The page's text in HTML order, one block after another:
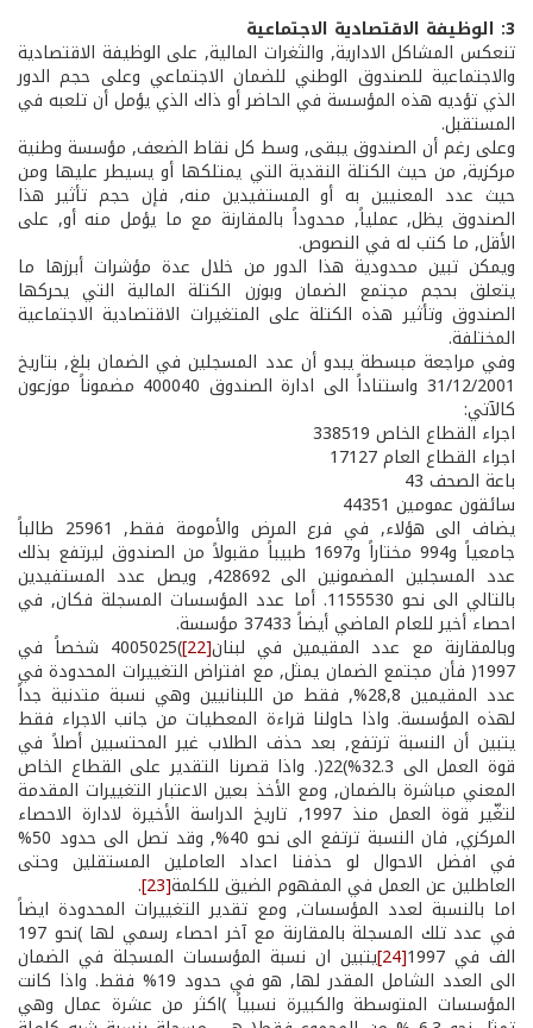
3: الوظيفة الاقتصادية الاجتماعية
تنعكس المشاكل الادارية, والثغرات المالية, على الوظيفة الاقتصادية
والاجتماعية للصندوق الوطني للضمان الاجتماعي وعلى حجم الدور
الذي تؤديه هذه المؤسسة في الحاضر أو ذاك الذي يؤمل أن تلعبه في
المستقبل.
وعلى رغم أن الصندوق يبقى, وسط كل نقاط الضعف, مؤسسة وطنية
مركزية, من حيث الكتلة النقدية التي يمتلكها أو يسيطر عليها ومن
حيث عدد المعنيين به أو المستفيدين منه, فإن حجم تأثير هذا
الصندوق يظل, عملياً, محدوداً بالمقارنة مع ما يؤمل منه أو, على
الأقل, ما كتب له في النصوص.
ويمكن تبين محدودية هذا الدور من خلال عدة مؤشرات أبرزها ما
يتعلق بحجم مجتمع الضمان وبوزن الكتلة المالية التي يحركها
الصندوق وتأثير هذه الكتلة على المتغيرات الاقتصادية الاجتماعية
المختلفة.
وفي مراجعة مبسطة يبدو أن عدد المسجلين في الضمان بلغ, بتاريخ
31/12/2001 واستناداً الى ادارة الصندوق 400040 مضموناً موزعون
كالآتي:
اجراء القطاع الخاص 338519
اجراء القطاع العام 17127
باعة الصحف 43
سائقون عمومين 44351
يضاف الى هؤلاء, في فرع المرض والأمومة فقط, 25961 طالباً
جامعياً و994 مختاراً و1697 طبيباً مقبولاً من الصندوق ليرتفع بذلك
عدد المسجلين المضمونين الى 428692, ويصل عدد المستفيدين
بالتالي الى نحو 1155530. أما عدد المؤسسات المسجلة فكان, في
احصاء أخير للعام الماضي أيضاً 37433 مؤسسة.
وبالمقارنة مع عدد المقيمين في لبنان[22] )4005025 شخصاً في
1997( فأن مجتمع الضمان يمثل, مع افتراض التغييرات المحدودة في
عدد المقيمين 28,8%, فقط من اللبنانيين وهي نسبة متدنية جداً
لهذه المؤسسة. واذا حاولنا قراءة المعطيات من جانب الاجراء فقط
يتبين أن النسبة ترتفع, بعد حذف الطلاب غير المحتسبين أصلاً في
قوة العمل الى 32.3%)22(. واذا قصرنا التقدير على القطاع الخاص
المعني مباشرة بالضمان, ومع الأخذ بعين الاعتبار التغييرات المقدمة
لتغّير قوة العمل منذ 1997, تاريخ الدراسة الأخيرة لادارة الاحصاء
المركزي, فان النسبة ترتفع الى نحو 40%, وقد تصل الى حدود 50%
في افضل الاحوال لو حذفنا اعداد العاملين المستقلين وحتى
العاطلين عن العمل في المفهوم الضيق للكلمة[23]
.
اما بالنسبة لعدد المؤسسات, ومع تقدير التغييرات المحدودة ايضاً
في عدد تلك المسجلة بالمقارنة مع آخر احصاء رسمي لها )نحو 197
الف في 1997 [24] يتبين ان نسبة المؤسسات المسجلة في الضمان
الى العدد الشامل المقدر لها, هو في حدود 19% فقط. واذا كانت
المؤسسات المتوسطة والكبيرة نسبياً )اكثر من عشرة عمال وهي